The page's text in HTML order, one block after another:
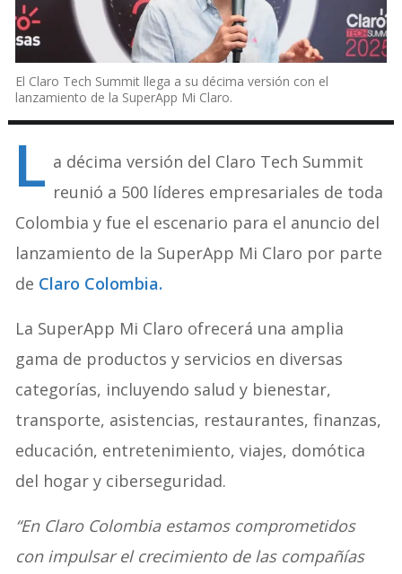
El Claro Tech Summit llega a su décima versión con el
lanzamiento de la SuperApp Mi Claro.
L a décima versión del Claro Tech Summit
reunió a 500 líderes empresariales de toda
Colombia y fue el escenario para el anuncio del
lanzamiento de la SuperApp Mi Claro por parte
de Claro Colombia.
La SuperApp Mi Claro ofrecerá una amplia
gama de productos y servicios en diversas
categorías, incluyendo salud y bienestar,
transporte, asistencias, restaurantes, finanzas,
educación, entretenimiento, viajes, domótica
del hogar y ciberseguridad.
“En Claro Colombia estamos comprometidos
con impulsar el crecimiento de las compañías